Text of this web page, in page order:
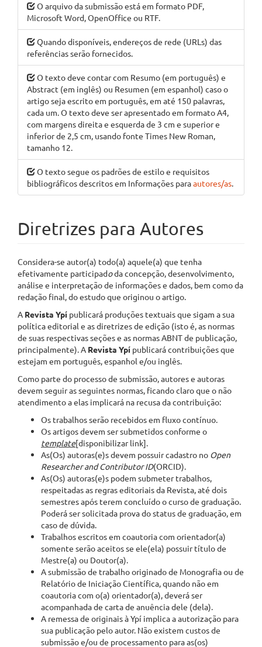
O arquivo da submissão está em formato PDF,
Microsoft Word, OpenOffice ou RTF.
Quando disponíveis, endereços de rede (URLs) das
referências serão fornecidos.
O texto deve contar com Resumo (em português) e
Abstract (em inglês) ou Resumen (em espanhol) caso o
artigo seja escrito em português, em até 150 palavras,
cada um. O texto deve ser apresentado em formato A4,
com margens direita e esquerda de 3 cm e superior e
inferior de 2,5 cm, usando fonte Times New Roman,
tamanho 12.
O texto segue os padrões de estilo e requisitos
bibliográficos descritos em Informações paraautores/as.
Diretrizes para Autores
Considera-se autor(a) todo(a) aquele(a) que tenha
efetivamente participadoda concepção, desenvolvimento,
análise e interpretação de informações e dados, bem como da
redação final, do estudo que originou o artigo.
A Revista Ypí publicará produções textuais que sigam a sua
política editorial e as diretrizes de edição (isto é, as normas
de suas respectivas seções e as normas ABNT de publicação,
principalmente). A Revista Ypí publicará contribuições que
estejam em português, espanhol e/ou inglês.
Como parte do processo de submissão, autores e autoras
devem seguir as seguintes normas, ficando claro que o não
atendimento a elas implicará na recusa da contribuição:
Os trabalhos serão recebidos em fluxo contínuo.
Os artigos devem ser submetidos conforme o
template[disponibilizar link].
As(Os) autoras(e)s devem possuir cadastro no Open
Researcher and Contributor ID(ORCID).
As(Os) autoras(e)s podem submeter trabalhos,
respeitadas as regras editoriais da Revista, até dois
semestres após terem concluído o curso de graduação.
Poderá ser solicitada prova do status de graduação, em
caso de dúvida.
Trabalhos escritos em coautoria com orientador(a)
somente serão aceitos se ele(ela) possuir título de
Mestre(a) ou Doutor(a).
A submissão de trabalho originado de Monografia ou de
Relatório de Iniciação Científica, quando não em
coautoria com o(a) orientador(a), deverá ser
acompanhada de carta de anuência dele (dela).
A remessa de originais à Ypí implica a autorização para
sua publicação pelo autor. Não existem custos de
submissão e/ou de processamento para as(os)